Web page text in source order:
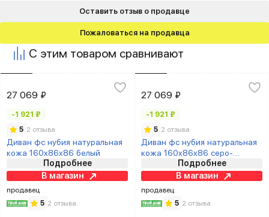
Оставить отзыв о продавце
Пожаловаться на продавца
С этим товаром сравнивают
27 069 ₽
-1 921 ₽
5 2 отзыва
Диван фc нубия натуральная
кожа 160x86x86 белый
Подробнее
В магазин
продавец
5 2 отзыва
27 069 ₽
-1 921 ₽
5 2 отзыва
Диван фc нубия натуральная
кожа 160x86x86 серо-
Подробнее
В магазин
продавец
5 2 отзыва